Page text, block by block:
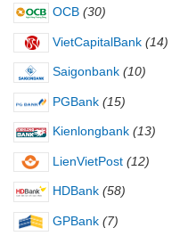
OCB (30)
VietCapitalBank (14)
Saigonbank (10)
PGBank (15)
Kienlongbank (13)
LienVietPost (12)
HDBank (58)
GPBank (7)